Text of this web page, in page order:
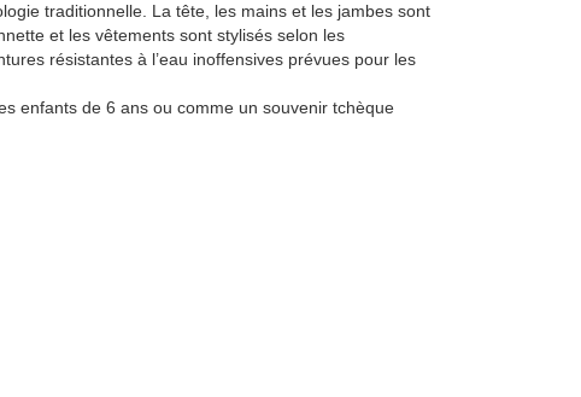
traditionnelle. La tête, les mains et les jambes sont
et les vêtements sont stylisés selon les
résistantes à l’eau inoffensives prévues pour les
enfants de 6 ans ou comme un souvenir tchèque